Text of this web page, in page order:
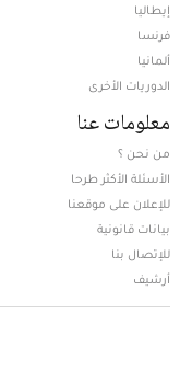
إيطاليا
فرنسا
ألمانيا
الدوريات الأخرى
معلومات عنا
من نحن ؟
الأسئلة الأكثر طرحا
للإعلان على موقعنا
بيانات قانونية
للإتصال بنا
أرشيف